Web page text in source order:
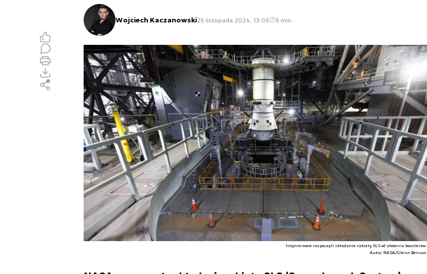
Wojciech Kaczanowski25 listopada 2024, 13:05 3 min.
Inżynierowie rozpoczęli składanie rakiety SLS od złożenia boosterów.
Autor. NASA/Glenn Benson